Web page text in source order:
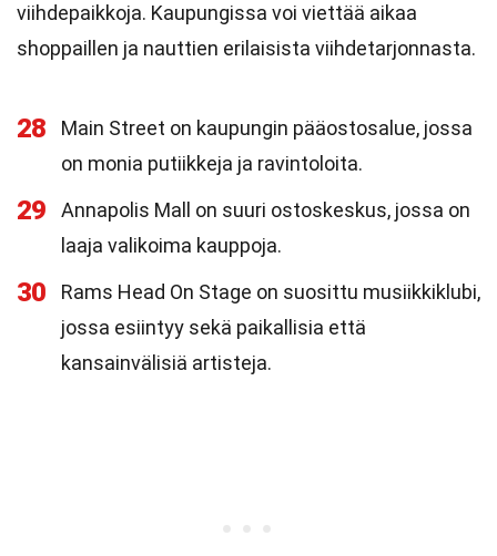
viihdepaikkoja. Kaupungissa voi viettää aikaa
shoppaillen ja nauttien erilaisista viihdetarjonnasta.
28
Main Street on kaupungin pääostosalue, jossa
on monia putiikkeja ja ravintoloita.
29
Annapolis Mall on suuri ostoskeskus, jossa on
laaja valikoima kauppoja.
30
Rams Head On Stage on suosittu musiikkiklubi,
jossa esiintyy sekä paikallisia että
kansainvälisiä artisteja.